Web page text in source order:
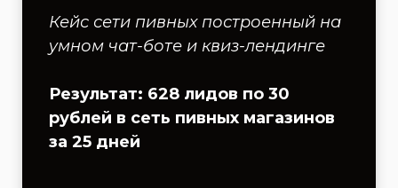
Кейс сети пивных построенный на
умном чат-боте и квиз-лендинге
Результат: 628 лидов по 30
рублей в сеть пивных магазинов
за 25 дней